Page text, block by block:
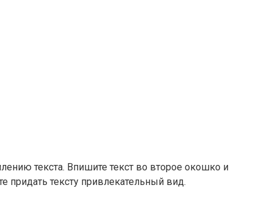
текста. Впишите текст во второе окошко и
придать тексту привлекательный вид.